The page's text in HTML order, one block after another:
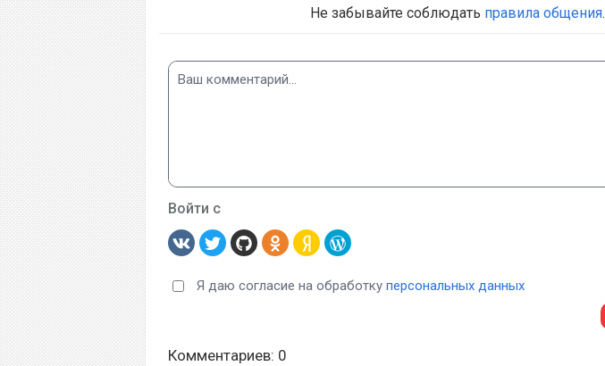
Не забывайте соблюдать правила общения.
Войти с
Я даю согласие на обработку персональных данных
Комментариев: 0